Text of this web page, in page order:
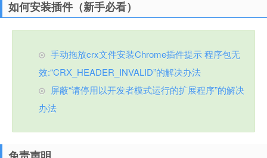
如何安装插件（新手必看）
手动拖放crx文件安装Chrome插件提示 程序包无
效:“CRX_HEADER_INVALID”的解决办法
屏蔽“请停用以开发者模式运行的扩展程序”的解决
办法